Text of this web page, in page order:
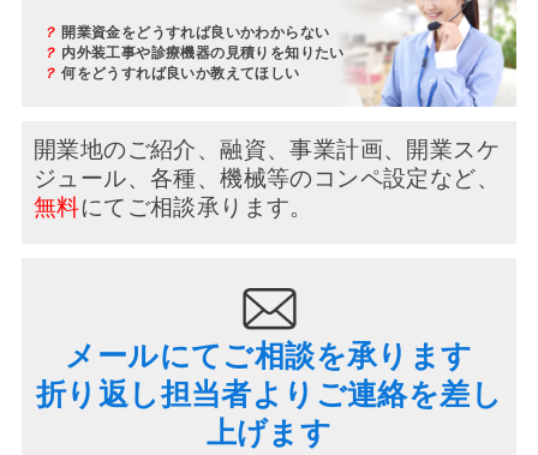
？開業資金をどうすれば良いかわからない
？ 内外装工事や診療機器の見積りを知りたい
？何をどうすれば良いか教えてほしい
開業地のご紹介、融資、事業計画、開業スケ
ジュール、 各種、機械等のコンペ設定など、
無料にてご相談承ります。
メールにてご相談を承ります
折り返し担当者よりご連絡を差し
上げます